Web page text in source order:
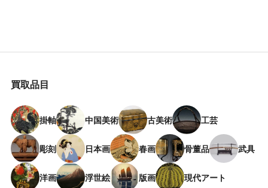
買取品目
掛軸 中国美術 古美術 工芸
彫刻 日本画 春画 骨董品 武具
洋画 浮世絵 版画 現代アート